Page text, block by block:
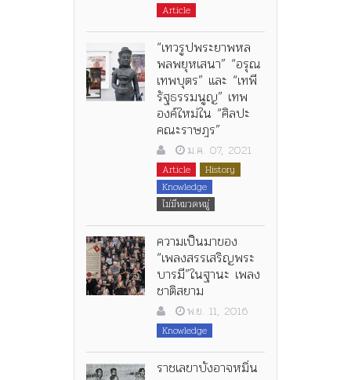
Article
“เทวรูปพระยาพหล
พลพยุหเสนา” “อรุณ
เทพบุตร” และ “เทพี
รัฐธรรมนูญ” เทพ
องค์ใหม่ใน “ศิลปะ
คณะราษฎร”
ม.ค. 07, 2021
Article
History
Knowledge
ไม่มีหมวดหมู่
ความเป็นมาของ
“เพลงสรรเสริญพระ
บารมี”ในฐานะ เพลง
ชาติสยาม
พ.ย. 11, 2016
Knowledge
ราชเลขาบังอาจหมิ่น